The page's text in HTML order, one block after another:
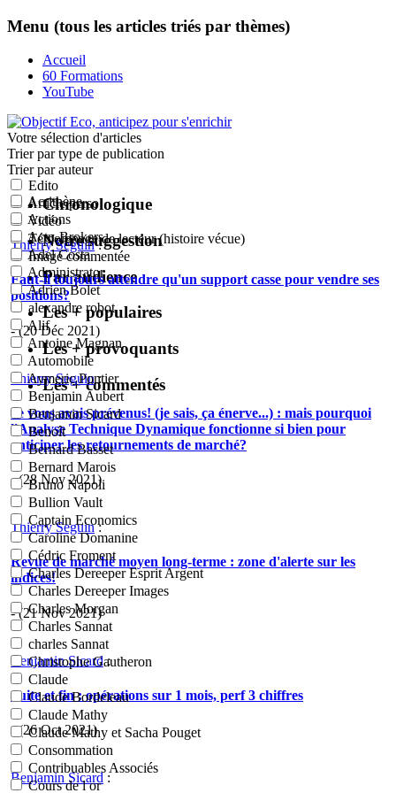
Menu (tous les articles triés par thèmes)
Accueil
60 Formations
YouTube
Votre sélection d'articles
Trier par type de publication
Edito
Article perso
Vidéo
Témoignage de lecteur (histoire vécue)
Image commentée
Trier par auteur
Acrithène
Actions
Actu-Brokers
Adel Costa
Administrator
Adrien Bolet
alexandre robot
Alif
Antoine Magnan
Automobile
Aymeric Pontier
Benjamin Aubert
Benjamin Sicard
Benoît
Bernard Basset
Bernard Marois
Bruno Napoli
Bullion Vault
Captain Economics
Caroline Domanine
Cédric Froment
Charles Dereeper Esprit Argent
Charles Dereeper Images
Charles Morgan
Charles Sannat
charles Sannat
Christophe Gautheron
Claude
Claude Bordeleau
Claude Mathy
Claude Mathy et Sacha Pouget
Consommation
Contribuables Associés
Cours de l or
Chronologique
Notre suggestion
Par audience
Les + populaires
Les + provoquants
Les + commentés
Thierry Seguin:
Faut-il toujours attendre qu'un support casse pour vendre ses
positions?
- (20 Déc 2021)
Thierry Seguin:
Je vous avais prévenus! (je sais, ça énerve...) : mais pourquoi
l'Analyse Technique Dynamique fonctionne si bien pour
anticiper les retournements de marché?
- (28 Nov 2021)
Thierry Seguin:
Revue de marché moyen long-terme : zone d'alerte sur les
indices!
- (21 Nov 2021)
Benjamin Sicard:
Suite et fin : opérations sur 1 mois, perf 3 chiffres
- (26 Oct 2021)
Benjamin Sicard: